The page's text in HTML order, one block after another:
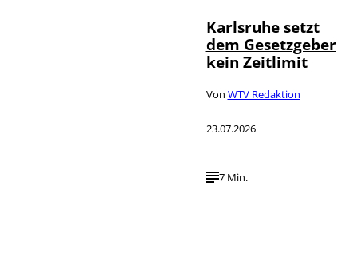
Karlsruhe setzt
dem Gesetzgeber
kein Zeitlimit
Von WTV Redaktion
23.07.2026
7 Min.